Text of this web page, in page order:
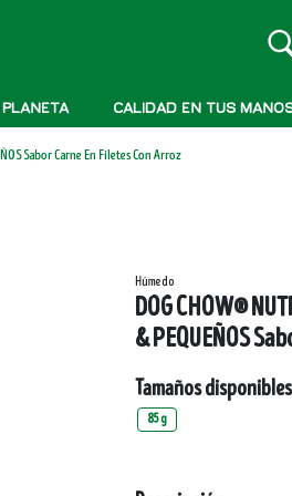
Calidad en tus
Sabor Carne En Filetes Con Arroz
Húmedo
DOG CHOW®
& PEQUEÑOS
Tamaños disponibles
85 g